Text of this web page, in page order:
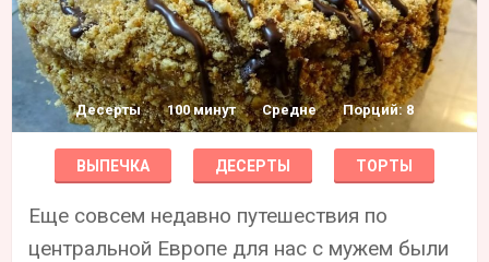
Десерты 100 минут Средне Порций: 8
ВЫПЕЧКА ДЕСЕРТЫ ТОРТЫ
Еще совсем недавно путешествия по
центральной Европе для нас с мужем были